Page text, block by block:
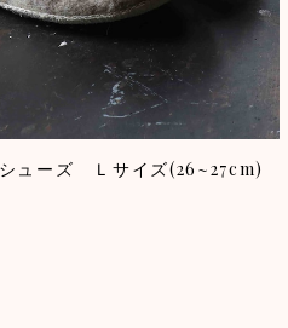
ューズ Ｌサイズ(26~27cm)